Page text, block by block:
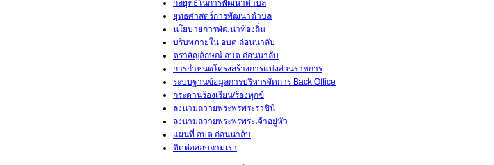
กลยุทธ์ในการพัฒนาตำบล
ยุทธศาสตร์การพัฒนาตำบล
นโยบายการพัฒนาท้องถิ่น
บริบทภายใน อบต.ถ่อนนาลับ
ตราสัญลักษณ์ อบต.ถ่อนนาลับ
การกำหนดโครงสร้างการแบ่งส่วนราชการ
ระบบฐานข้อมูลการบริหารจัดการ Back Office
กระดานร้องเรียน/ร้องทุกข์
ลงนามถวายพระพรพระราชินี
ลงนามถวายพระพรพระเจ้าอยู่หัว
แผนที่ อบต.ถ่อนนาลับ
ติดต่อสอบถามเรา